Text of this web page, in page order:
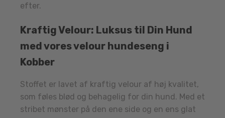
efter.
Kraftig Velour: Luksus til Din Hund
med vores velour hundeseng i
Kobber
Stoffet er lavet af kraftig velour af høj kvalitet,
som føles blød og behagelig for din hund. Med et
stribet mønster på den ene side og en ens glat